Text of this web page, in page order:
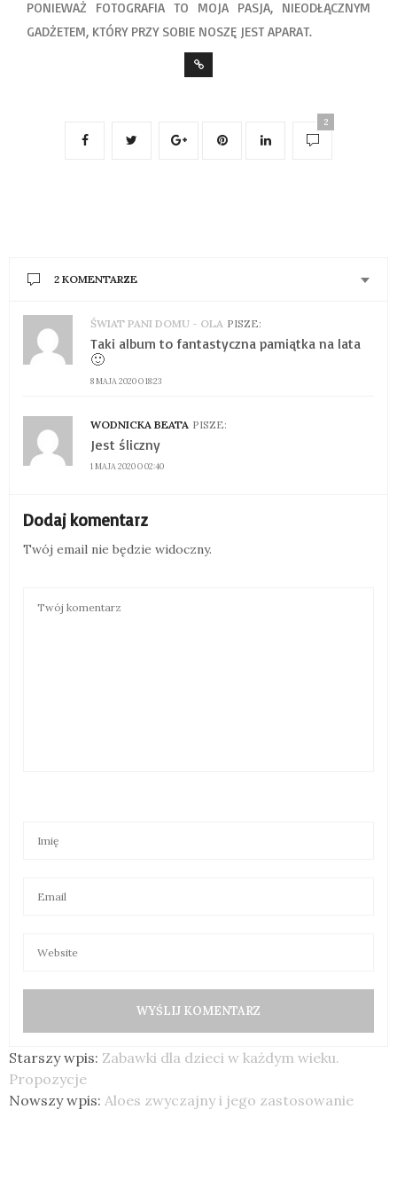
PONIEWAŻ FOTOGRAFIA TO MOJA PASJA, NIEODŁĄCZNYM
GADŻETEM, KTÓRY PRZY SOBIE NOSZĘ JEST APARAT.
2
2 KOMENTARZE
ŚWIAT PANI DOMU - OLA PISZE:
8 MAJA 2020 O 18:23
Taki album to fantastyczna pamiątka na lata
🙂
WODNICKA BEATA PISZE:
1 MAJA 2020 O 02:40
Jest śliczny
Dodaj komentarz
Twój email nie będzie widoczny.
Starszy wpis: Zabawki dla dzieci w każdym wieku.
Propozycje
Nowszy wpis: Aloes zwyczajny i jego zastosowanie